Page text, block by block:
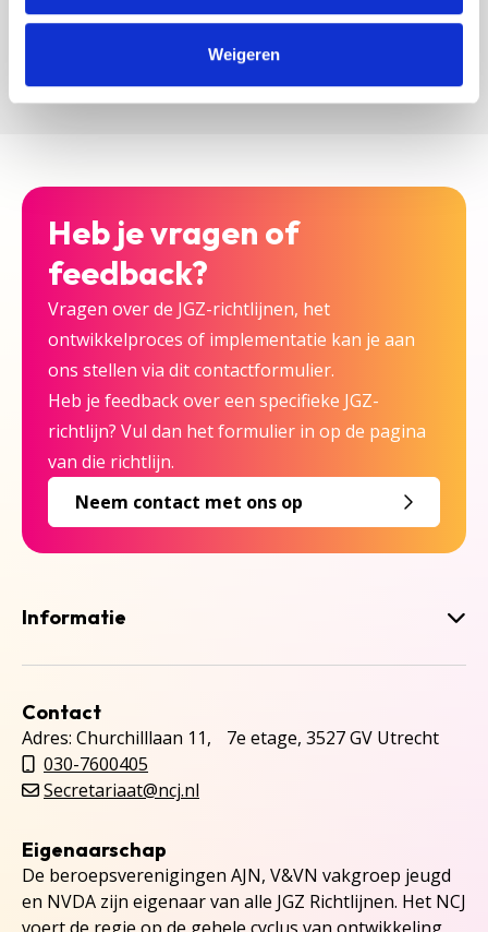
Weigeren
Versturen
Heb je vragen of
feedback?
Vragen over de JGZ-richtlijnen, het
ontwikkelproces of implementatie kan je aan
ons stellen via dit contactformulier.
Heb je feedback over een specifieke JGZ-
richtlijn? Vul dan het formulier in op de pagina
van die richtlijn.
Neem contact met ons op
Informatie
Contact
Adres: Churchilllaan 11, 7e etage, 3527 GV Utrecht
030-7600405
Secretariaat@ncj.nl
Eigenaarschap
De beroepsverenigingen AJN, V&VN vakgroep jeugd
en NVDA zijn eigenaar van alle JGZ Richtlijnen. Het NCJ